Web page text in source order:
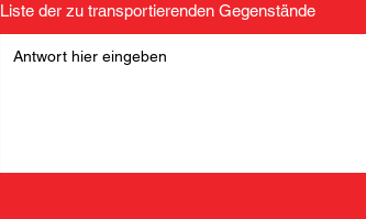
Liste der zu transportierenden Gegenstände